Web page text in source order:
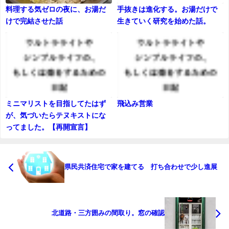
料理する気ゼロの夜に、お湯だ
けで完結させた話
手抜きは進化する。お湯だけで
生きていく研究を始めた話。
ミニマリストを目指してたはず
が、気づいたらテヌキストにな
ってました。【再開宣言】
飛込み営業
県民共済住宅で家を建てる 打ち合わせで少し進展
北道路・三方囲みの間取り。窓の確認